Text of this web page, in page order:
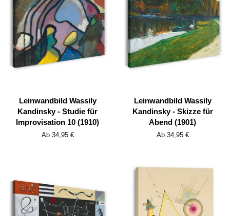
Leinwandbild Wassily
Kandinsky - Studie für
Improvisation 10 (1910)
Ab 34,95 €
Leinwandbild Wassily
Kandinsky - Skizze für
Abend (1901)
Ab 34,95 €